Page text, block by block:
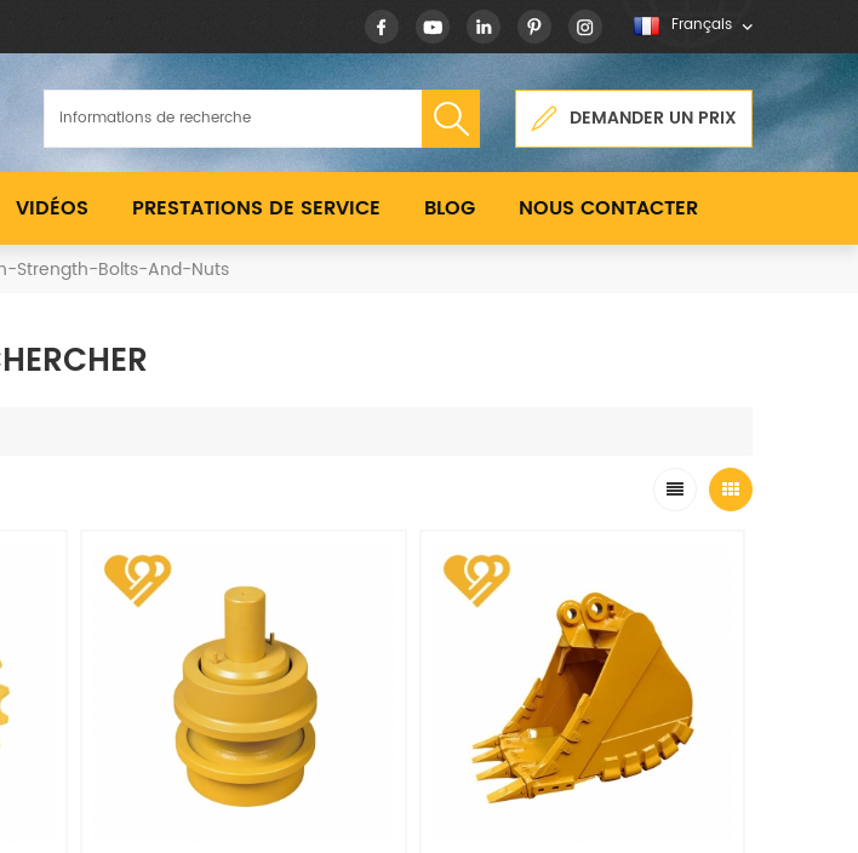
Français
DEMANDER UN PRIX
VIDÉOS PRESTATIONS DE SERVICE BLOG NOUS CONTACTER
Strength-Bolts-And-Nuts